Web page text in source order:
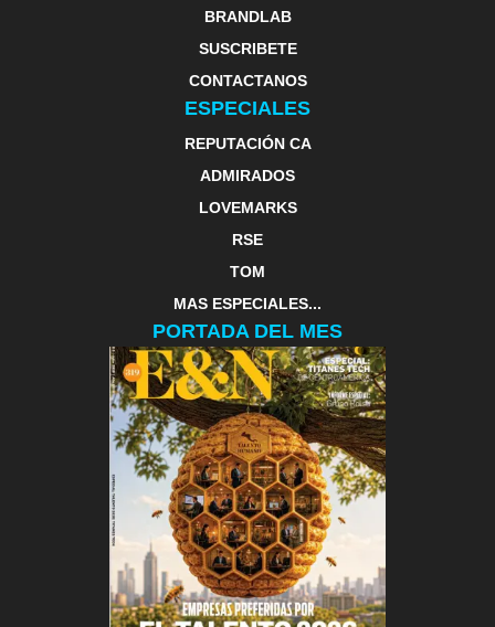
BRANDLAB
SUSCRIBETE
CONTACTANOS
ESPECIALES
REPUTACIÓN CA
ADMIRADOS
LOVEMARKS
RSE
TOM
MAS ESPECIALES...
PORTADA DEL MES